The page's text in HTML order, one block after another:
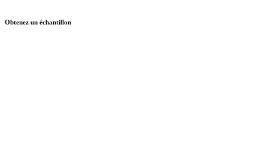
Obtenez un échantillon